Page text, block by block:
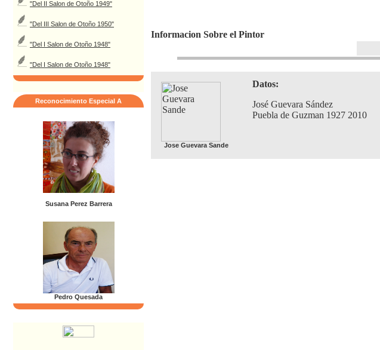
"Del II Salon de Otoño 1949"
"Del III Salon de Otoño 1950"
"Del I Salon de Otoño 1948"
"Del I Salon de Otoño 1948"
Reconocimiento Especial A
Susana Perez Barrera
Pedro Quesada
Informacion Sobre el Pintor
Jose Guevara Sande
Datos:
José Guevara Sández
Puebla de Guzman 1927 2010